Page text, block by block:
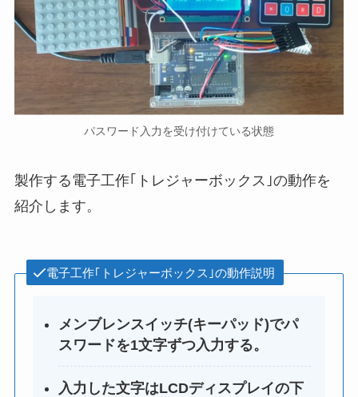
パスワード入力を受け付けている状態
製作する電子工作｢トレジャーボックス｣の動作を
紹介します。
電子工作｢トレジャーボックス｣の動作説明
メンブレンスイッチ(キーパッド)でパ
スワードを1文字ずつ入力する。
入力した文字はLCDディスプレイの下